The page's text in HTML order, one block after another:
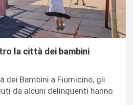
la città dei bambini
dei Bambini a Fiumicino, gli
da alcuni delinquenti hanno